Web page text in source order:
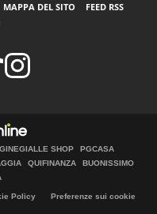
MAPPA DEL SITO
FEED RSS
SHOP
PGCASA
QUIFINANZA
BUONISSIMO
Policy
Preferenze sui cookie